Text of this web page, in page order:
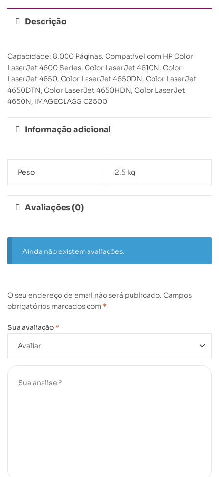
Descrição
Capacidade: 8.000 Páginas. Compatível com HP Color
LaserJet 4600 Series, Color LaserJet 4610N, Color
LaserJet 4650, Color LaserJet 4650DN, Color LaserJet
4650DTN, Color LaserJet 4650HDN, Color LaserJet
4650N, IMAGECLASS C2500
Informação adicional
Peso 2.5 kg
Avaliações (0)
Ainda não existem avaliações.
O seu endereço de email não será publicado. Campos
obrigatórios marcados com *
Sua avaliação *